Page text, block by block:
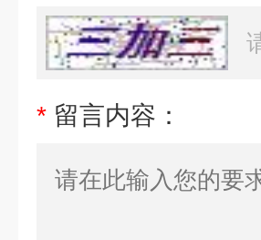
* 留言内容：